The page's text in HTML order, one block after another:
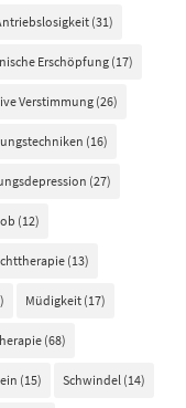
(31)
Erschöpfung (17)
Verstimmung(26)
(16)
(27)
(12)
(13)
Müdigkeit (17)
(68)
(15) Schwindel (14)